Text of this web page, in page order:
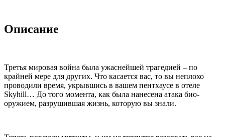
Описание
Третья мировая война была ужаснейшей трагедией – по
крайней мере для других. Что касается вас, то вы неплохо
проводили время, укрывшись в вашем пентхаусе в отеле
Skyhill… До того момента, как была нанесена атака био-
оружием, разрушившая жизнь, которую вы знали.